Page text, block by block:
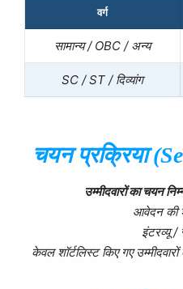
वर्ग
सामान्य / OBC / अन्य
SC / ST / दिव्यांग
चयन प्रक्रिया (
उम्मीदवारों का चयन
आवेदन की
इंटरव्यू /
केवल शॉर्टलिस्ट किए गए